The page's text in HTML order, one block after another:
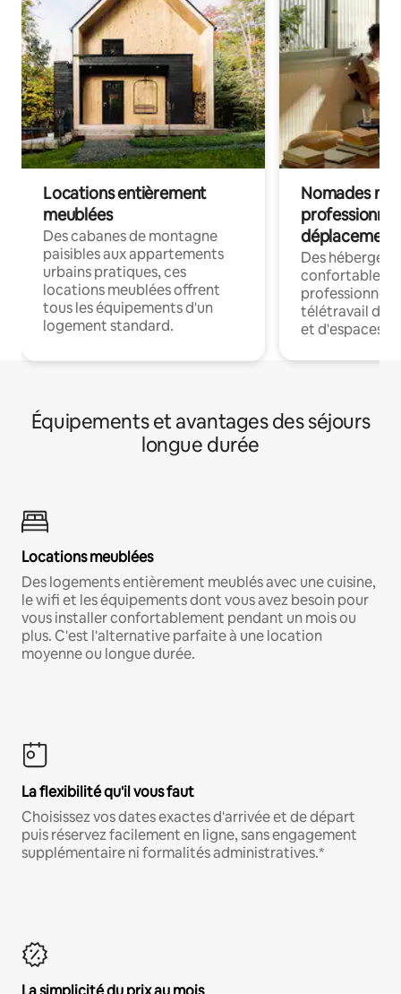
Locations entièrement
meublées
Des cabanes de montagne
paisibles aux appartements
urbains pratiques, ces
locations meublées offrent
tous les équipements d'un
logement standard.
Nomades
déplacement
Des
confortables
professionnels
télétravail
et d'espaces
Équipements et avantages des séjours
longue durée
Locations meublées
Des logements entièrement meublés avec une cuisine,
le wifi et les équipements dont vous avez besoin pour
vous installer confortablement pendant un mois ou
plus. C'est l'alternative parfaite à une location
moyenne ou longue durée.
La flexibilité qu'il vous faut
Choisissez vos dates exactes d'arrivée et de départ
puis réservez facilement en ligne, sans engagement
supplémentaire ni formalités administratives.*